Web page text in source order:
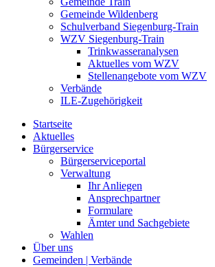
Gemeinde Wildenberg
Schulverband Siegenburg-Train
WZV Siegenburg-Train
Trinkwasseranalysen
Aktuelles vom WZV
Stellenangebote vom WZV
Verbände
ILE-Zugehörigkeit
Startseite
Aktuelles
Bürgerservice
Bürgerserviceportal
Verwaltung
Ihr Anliegen
Ansprechpartner
Formulare
Ämter und Sachgebiete
Wahlen
Über uns
Gemeinden | Verbände